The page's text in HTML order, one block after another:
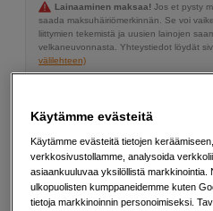
Lainaaminen maksaa! Jos et pysty
saada maksuhäiriömerkinnän. Se voi
liittymien tekemistä ja uusien lainojen
velkaneuvonnasta. Yhteystiedot löydät
välilehteen)
Energialuokka
Tuotelehti
Back to Work
Käytämme evästeitä
Käytämme evästeitä tietojen
verkkosivustollamme, analysoida
asiaankuuluvaa yksilöllistä
ulkopuolisten kumppaneidemme kuten
tietoja markkinoinnin personoimiseksi.